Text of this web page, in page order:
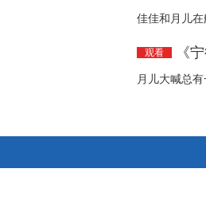
佳佳和月儿在
观看 《
月儿大喊总